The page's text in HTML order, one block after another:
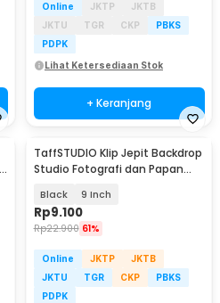
Online JKTP
JKTB
JKTU
TGR CKP
PBKS
PDPK
Lihat Ketersediaan Stok
+ Keranjang
TaffSTUDIO Klip Jepit Backdrop
Studio Fotografi dan Papan
Black 9 Inch
Rp9.100
Rp22.900 61%
Online JKTP
JKTB
JKTU
TGR CKP
PBKS
PDPK